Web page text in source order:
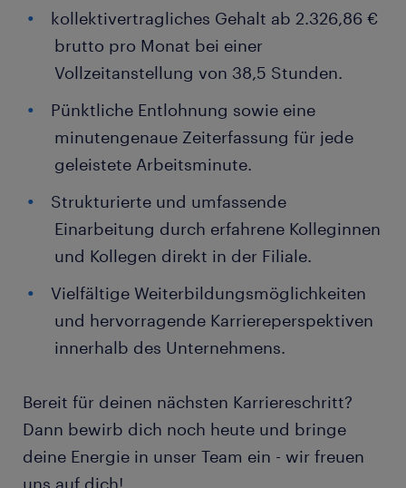
kollektivertragliches Gehalt ab 2.326,86 €
brutto pro Monat bei einer
Vollzeitanstellung von 38,5 Stunden.
Pünktliche Entlohnung sowie eine
minutengenaue Zeiterfassung für jede
geleistete Arbeitsminute.
Strukturierte und umfassende
Einarbeitung durch erfahrene Kolleginnen
und Kollegen direkt in der Filiale.
Vielfältige Weiterbildungsmöglichkeiten
und hervorragende Karriereperspektiven
innerhalb des Unternehmens.
Bereit für deinen nächsten Karriereschritt?
Dann bewirb dich noch heute und bringe
deine Energie in unser Team ein - wir freuen
uns auf dich!